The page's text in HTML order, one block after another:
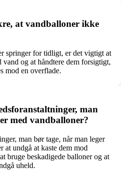
at vandballoner ikke
springer for tidligt, er det vigtigt at
og at håndtere dem forsigtigt,
mod en overflade.
man
med vandballoner?
man bør tage, når man leger
at undgå at kaste dem mod
bruge beskadigede balloner og at
uheld.